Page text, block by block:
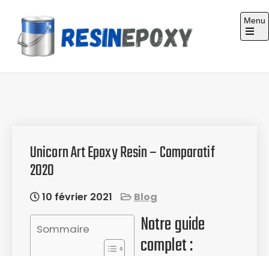
content
Menu
Unicorn Art Epoxy Resin – Comparatif
2020
10 février 2021 Blog
Sommaire Notre guide
complet :